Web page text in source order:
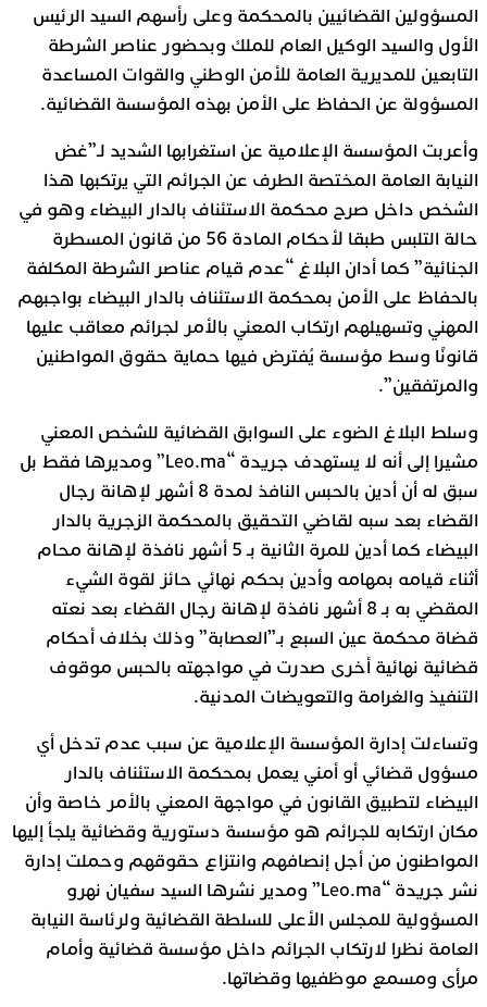
المسؤولين القضائيين بالمحكمة وعلى رأسهم السيد الرئيس
الأول والسيد الوكيل العام للملك وبحضور عناصر الشرطة
التابعين للمديرية العامة للأمن الوطني والقوات المساعدة
المسؤولة عن الحفاظ على الأمن بهذه المؤسسة القضائية.
وأعربت المؤسسة الإعلامية عن استغرابها الشديد لـ”غض
النيابة العامة المختصة الطرف عن الجرائم التي يرتكبها هذا
الشخص داخل صرح محكمة الاستئناف بالدار البيضاء وهو في
حالة التلبس طبقا لأحكام المادة 56 من قانون المسطرة
الجنائية” كما أدان البلاغ “عدم قيام عناصر الشرطة المكلفة
بالحفاظ على الأمن بمحكمة الاستئناف بالدار البيضاء بواجبهم
المهني وتسهيلهم ارتكاب المعني بالأمر لجرائم معاقب عليها
قانونًا وسط مؤسسة يُفترض فيها حماية حقوق المواطنين
والمرتفقين”.
وسلط البلاغ الضوء على السوابق القضائية للشخص المعني
مشيرا إلى أنه لا يستهدف جريدة “Leo.ma” ومديرها فقط بل
سبق له أن أدين بالحبس النافذ لمدة 8 أشهر لإهانة رجال
القضاء بعد سبه لقاضي التحقيق بالمحكمة الزجرية بالدار
البيضاء كما أدين للمرة الثانية بـ 5 أشهر نافذة لإهانة محام
أثناء قيامه بمهامه وأدين بحكم نهائي حائز لقوة الشيء
المقضي به بـ 8 أشهر نافذة لإهانة رجال القضاء بعد نعته
قضاة محكمة عين السبع بـ”العصابة” وذلك بخلاف أحكام
قضائية نهائية أخرى صدرت في مواجهته بالحبس موقوف
التنفيذ والغرامة والتعويضات المدنية.
وتساءلت إدارة المؤسسة الإعلامية عن سبب عدم تدخل أي
مسؤول قضائي أو أمني يعمل بمحكمة الاستئناف بالدار
البيضاء لتطبيق القانون في مواجهة المعني بالأمر خاصة وأن
مكان ارتكابه للجرائم هو مؤسسة دستورية وقضائية يلجأ إليها
المواطنون من أجل إنصافهم وانتزاع حقوقهم وحملت إدارة
نشر جريدة “Leo.ma” ومدير نشرها السيد سفيان نهرو
المسؤولية للمجلس الأعلى للسلطة القضائية ولرئاسة النيابة
العامة نظرا لارتكاب الجرائم داخل مؤسسة قضائية وأمام
مرأى ومسمع موظفيها وقضاتها.